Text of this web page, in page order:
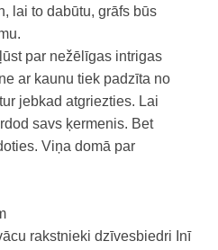
lai to dabūtu, grāfs būs
par nežēlīgas intrigas
ar kaunu tiek padzīta no
jebkad atgriezties. Lai
savs ķermenis. Bet
Viņa domā par
rakstnieki dzīvesbiedri Inī